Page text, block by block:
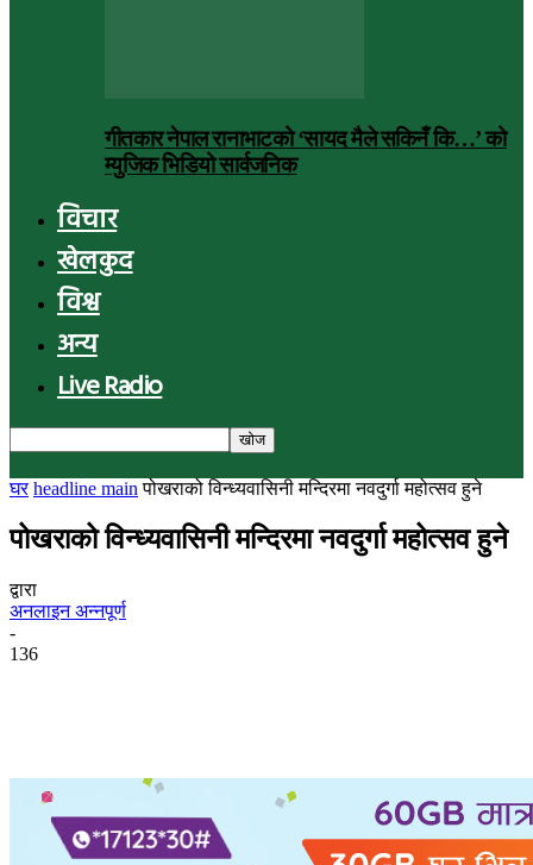
गीतकार नेपाल रानाभाटको ‘सायद मैले सकिनँ कि…’ को
म्युजिक भिडियो सार्वजनिक
विचार
खेलकुद
विश्व
अन्य
Live Radio
घर headline main पोखराको विन्ध्यवासिनी मन्दिरमा नवदुर्गा महोत्सव हुने
पोखराको विन्ध्यवासिनी मन्दिरमा नवदुर्गा महोत्सव हुने
द्वारा
अनलाइन अन्नपूर्ण
-
136